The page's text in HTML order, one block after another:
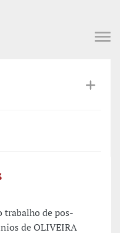
trabalho de pos-
de OLIVEIRA